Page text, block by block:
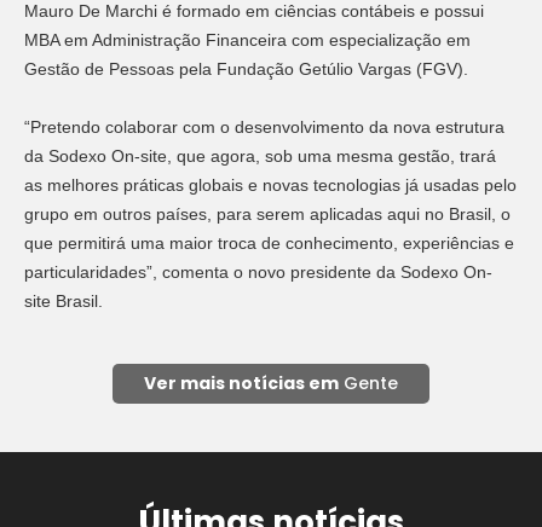
Mauro De Marchi é formado em ciências contábeis e possui
MBA em Administração Financeira com especialização em
Gestão de Pessoas pela Fundação Getúlio Vargas (FGV).
“Pretendo colaborar com o desenvolvimento da nova estrutura
da Sodexo On-site, que agora, sob uma mesma gestão, trará
as melhores práticas globais e novas tecnologias já usadas pelo
grupo em outros países, para serem aplicadas aqui no Brasil, o
que permitirá uma maior troca de conhecimento, experiências e
particularidades”, comenta o novo presidente da Sodexo On-
site Brasil.
Ver mais notícias em Gente